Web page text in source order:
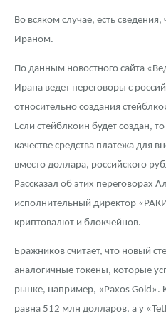
Аксессуары
Гарри Поттер
Флот: ледоколы и корабли
Жетоны "Необыкновенные
Русская нумизматика
Золотая карманная галерея
Наборы подарочных и
Памятка для работы с монетами из
Условия возврата
Политика конфиденциальности
Политика использования Cookies
Положение по обработке и защите
Скупка слитков
Наши преимущества
Письмо директору
Во всяком случае, есть
Ираном.
По данным новостного сайта
Ирана ведет переговоры с
относительно создания
Если стейблкоин будет создан,
качестве средства платежа для
вместо доллара, российского
Рассказал об этих переговорах
исполнительный директор
криптовалют и блокчейнов.
Бражников считает, что новый
аналогичные токены, которые
рынке, например, «Paxos Gold».
равна 512 млн долларов, а у